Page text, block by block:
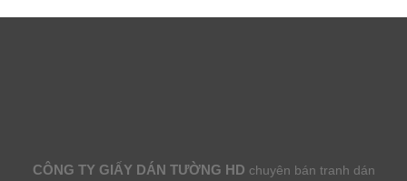
CÔNG TY GIẤY DÁN TƯỜNG HD chuyên bán tranh dán